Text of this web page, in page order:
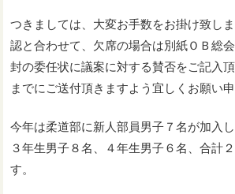
つきましては、大変お手数をお掛け致し
認と合わせて、欠席の場合は別紙ＯＢ総
封の委任状に議案に対する賛否をご記入頂
までにご送付頂きますよう宜しくお願い申
今年は柔道部に新人部員男子７名が加入
３年生男子８名、４年生男子６名、合計
す。